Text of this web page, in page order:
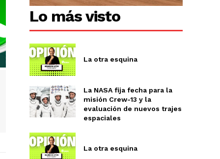
Lo más visto
La otra esquina
La NASA fija fecha para la
misión Crew-13 y la
evaluación de nuevos trajes
espaciales
La otra esquina